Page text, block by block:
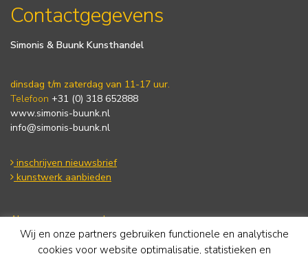
Contactgegevens
Simonis & Buunk Kunsthandel
dinsdag t/m zaterdag van 11-17 uur.
Telefoon +31 (0) 318 652888
www.simonis-buunk.nl
info@simonis-buunk.nl
inschrijven nieuwsbrief
kunstwerk aanbieden
Algemene voorwaarden
Privacy statement
Cookie Policy
Wij en onze partners gebruiken functionele en analytische
cookies voor website optimalisatie, statistieken en